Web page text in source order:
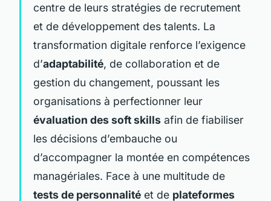
centre de leurs stratégies de recrutement
et de développement des talents. La
transformation digitale renforce l’exigence
d’adaptabilité, de collaboration et de
gestion du changement, poussant les
organisations à perfectionner leur
évaluation des soft skills afin de fiabiliser
les décisions d’embauche ou
d’accompagner la montée en compétences
managériales. Face à une multitude de
tests de personnalité et de plateformes